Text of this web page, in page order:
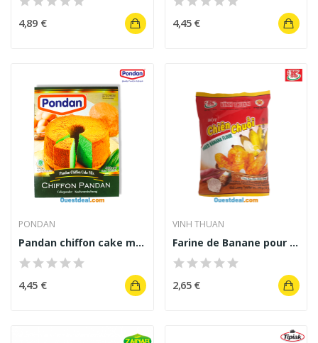
4,89 € 4,45 €
PONDAN
Pandan chiffon cake mix 400g
4,45 €
VINH THUAN
Farine de Banane pour Friture Vinh Thuan 340 g
2,65 €